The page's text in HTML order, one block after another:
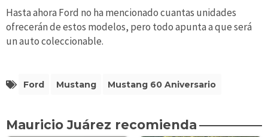
Hasta ahora Ford no ha mencionado cuantas unidades
ofrecerán de estos modelos, pero todo apunta a que será
un auto coleccionable.
Ford Mustang Mustang 60 Aniversario
Mauricio Juárez recomienda